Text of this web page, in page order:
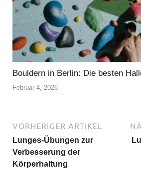
Bouldern in Berlin: Die besten
Februar 4, 2026
VORHERIGER ARTIKEL
Lunges-Übungen zur
Verbesserung der
Körperhaltung